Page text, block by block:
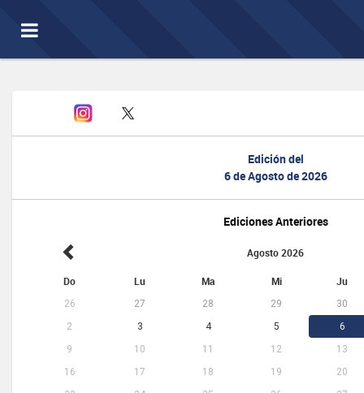
Toggle
navigation
Edición del
6 de Agosto de 2026
Ediciones Anteriores
Agosto 2026
Do Lu Ma Mi Ju
26 27 28 29
30
2
3 4 5
6
9
10 11 12
13
16
17 18 19
20